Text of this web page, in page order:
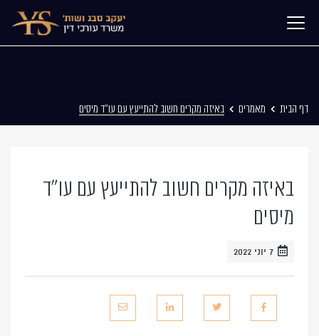
דף הבית מאמרים באיזה מקרים חשוב להתייעץ עם עו”ד מיסים
באיזה מקרים חשוב להתייעץ עם עו”ד
מיסים
7 יוני 2022